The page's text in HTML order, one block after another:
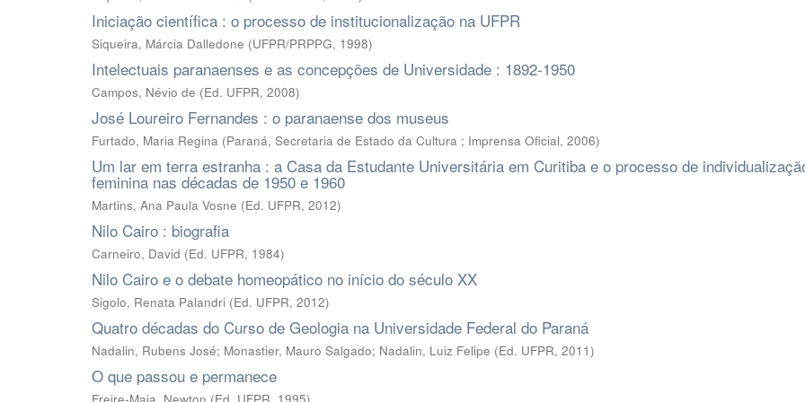
Iniciação científica : o processo de institucionalização na UFPR
Siqueira, Márcia Dalledone (UFPR/PRPPG, 1998)
Intelectuais paranaenses e as concepções de Universidade : 1892-1950
Campos, Névio de (Ed. UFPR, 2008)
José Loureiro Fernandes : o paranaense dos museus
Furtado, Maria Regina (Paraná, Secretaria de Estado da Cultura ; Imprensa Oficial, 2006)
Um lar em terra estranha : a Casa da Estudante Universitária em Curitiba e o processo de
feminina nas décadas de 1950 e 1960
Martins, Ana Paula Vosne (Ed. UFPR, 2012)
Nilo Cairo : biografia
Carneiro, David (Ed. UFPR, 1984)
Nilo Cairo e o debate homeopático no início do século XX
Sigolo, Renata Palandri (Ed. UFPR, 2012)
Quatro décadas do Curso de Geologia na Universidade Federal do Paraná
Nadalin, Rubens José; Monastier, Mauro Salgado; Nadalin, Luiz Felipe (Ed. UFPR, 2011)
O que passou e permanece